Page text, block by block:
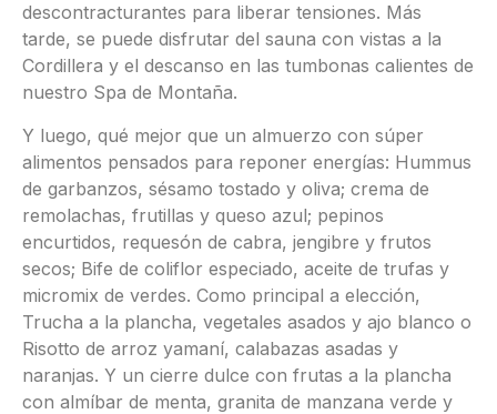
descontracturantes para liberar tensiones. Más
tarde, se puede disfrutar del sauna con vistas a la
Cordillera y el descanso en las tumbonas calientes de
nuestro Spa de Montaña.
Y luego, qué mejor que un almuerzo con súper
alimentos pensados para reponer energías: Hummus
de garbanzos, sésamo tostado y oliva; crema de
remolachas, frutillas y queso azul; pepinos
encurtidos, requesón de cabra, jengibre y frutos
secos; Bife de coliflor especiado, aceite de trufas y
micromix de verdes. Como principal a elección,
Trucha a la plancha, vegetales asados y ajo blanco o
Risotto de arroz yamaní, calabazas asadas y
naranjas. Y un cierre dulce con frutas a la plancha
con almíbar de menta, granita de manzana verde y